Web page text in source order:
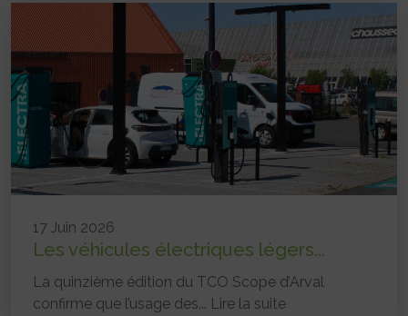
17 Juin 2026
Les véhicules électriques légers...
La quinzième édition du TCO Scope d’Arval
confirme que l’usage des... Lire la suite